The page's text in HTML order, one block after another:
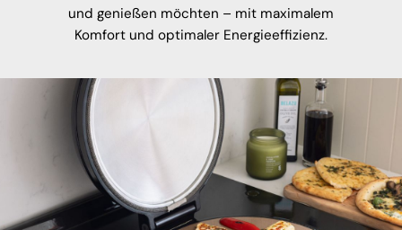
und genießen möchten – mit maximalem
Komfort und optimaler Energieeffizienz.